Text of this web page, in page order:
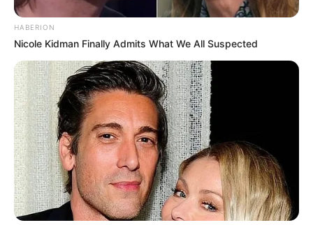
HABERION
Nicole Kidman Finally Admits What We All Suspected